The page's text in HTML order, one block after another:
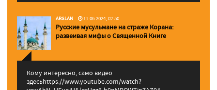
ARSLAN 11.06.2024, 02:50
Русские мусульмане на страже Корана:
pазвеивая мифы о Священной Книге
Кому интересно, само видео
здесьhttps://www.youtube.com/watch?